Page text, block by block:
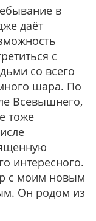
в
даёт
с
со всего
шара. По
Всевышнего,
тоже
интересного.
с моим новым
Он родом из